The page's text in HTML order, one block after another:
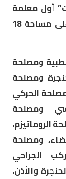
أول معلمة
استشفائية عصرية بالمغرب، ويمتد على مساحة 18
ومصلحة
ومصلحة
الحركي
ومصلحة
الروماتيزم،
ومصلحة
الجراحي
والأذن،